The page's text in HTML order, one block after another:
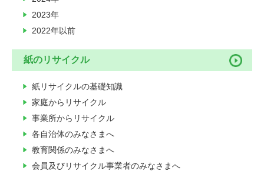
2023年
2022年以前
紙のリサイクル
紙リサイクルの基礎知識
家庭からリサイクル
事業所からリサイクル
各自治体のみなさまへ
教育関係のみなさまへ
会員及びリサイクル事業者のみなさまへ